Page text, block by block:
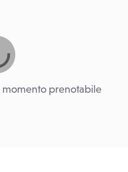
momento prenotabile